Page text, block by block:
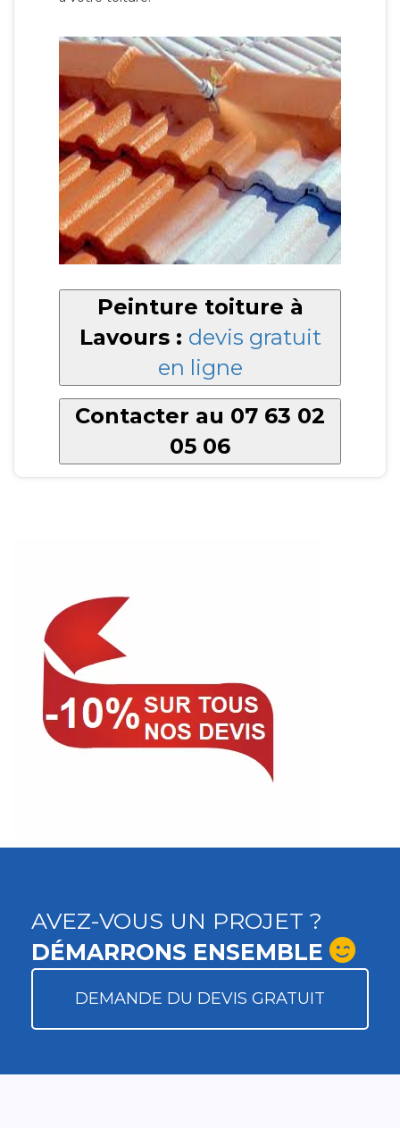
Peinture toiture à
Lavours : devis gratuit
en ligne
Contacter au 07 63 02
05 06
AVEZ-VOUS UN PROJET ?
DÉMARRONS ENSEMBLE
DEMANDE DU DEVIS GRATUIT